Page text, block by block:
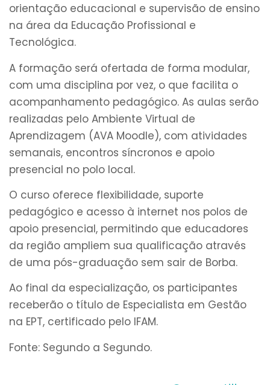
orientação educacional e supervisão de ensino
na área da Educação Profissional e
Tecnológica.
A formação será ofertada de forma modular,
com uma disciplina por vez, o que facilita o
acompanhamento pedagógico. As aulas serão
realizadas pelo Ambiente Virtual de
Aprendizagem (AVA Moodle), com atividades
semanais, encontros síncronos e apoio
presencial no polo local.
O curso oferece flexibilidade, suporte
pedagógico e acesso à internet nos polos de
apoio presencial, permitindo que educadores
da região ampliem sua qualificação através
de uma pós-graduação sem sair de Borba.
Ao final da especialização, os participantes
receberão o título de Especialista em Gestão
na EPT, certificado pelo IFAM.
Fonte: Segundo a Segundo.